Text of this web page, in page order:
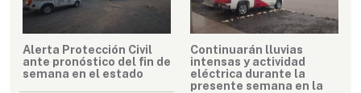
Alerta Protección Civil
ante pronóstico del fin de
semana en el estado
Continuarán lluvias
intensas y actividad
eléctrica durante la
presente semana en la